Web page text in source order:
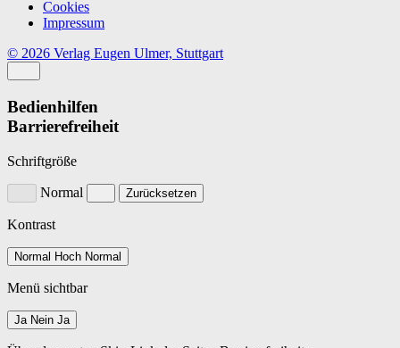
Cookies
Impressum
© 2026 Verlag Eugen Ulmer, Stuttgart
Bedienhilfen
Barrierefreiheit
Schriftgröße
Normal Zurücksetzen
Kontrast
Normal Hoch Normal
Menü sichtbar
Ja Nein Ja